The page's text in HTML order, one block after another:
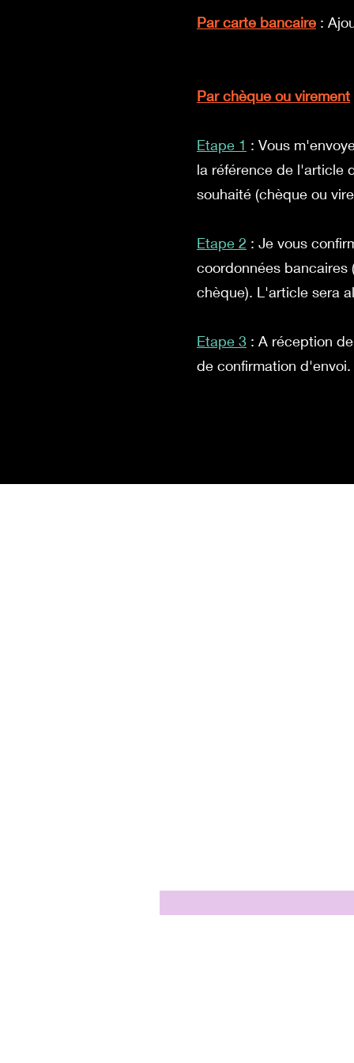
Par carte bancaire :
Par chèque ou virement
Etape 1 : Vous
la référence de l'article
souhaité (chèque ou
Etape 2 : Je vous
coordonnées bancaires
chèque). L'article sera
Etape 3 : A réception
de confirmation d'envoi.